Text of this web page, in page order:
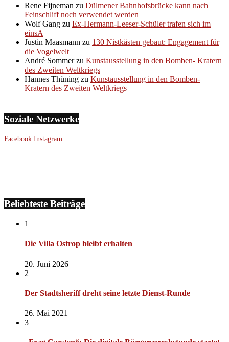
Rene Fijneman zu Dülmener Bahnhofsbrücke kann nach
Feinschliff noch verwendet werden
Wolf Gang zu Ex-Hermann-Leeser-Schüler trafen sich im
einsA
Justin Maasmann zu 130 Nistkästen gebaut: Engagement für
die Vogelwelt
André Sommerzu Kunstausstellung in den Bomben- Kratern
des Zweiten Weltkriegs
Hannes Thüning zu Kunstausstellung in den Bomben-
Kratern des Zweiten Weltkriegs
Soziale Netzwerke
Facebook Instagram
Beliebteste Beiträge
1
Die Villa Ostrop bleibt erhalten
20. Juni 2026
2
Der Stadtsheriff dreht seine letzte Dienst-Runde
26. Mai 2021
3